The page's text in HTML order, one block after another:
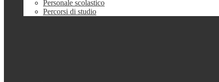
Personale scolastico
Percorsi di studio